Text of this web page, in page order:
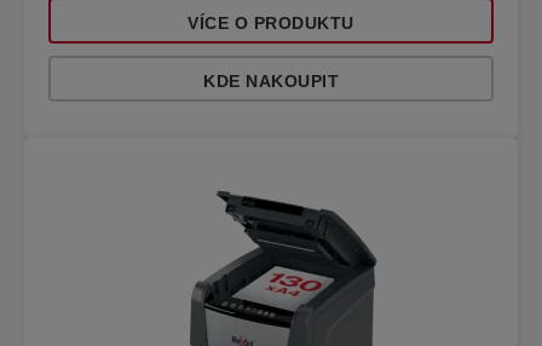
VÍCE O PRODUKTU
KDE NAKOUPIT